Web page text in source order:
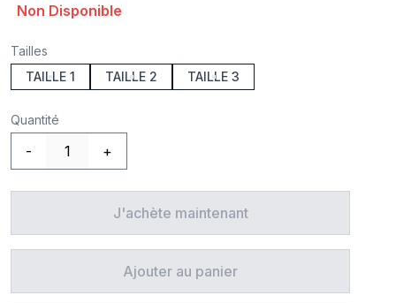
Non Disponible
Tailles
TAILLE 1
TAILLE 2 TAILLE 3
Quantité
- +
J'achète maintenant
Ajouter au panier